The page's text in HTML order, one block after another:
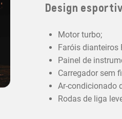
Design
Motor turbo;
Faróis dianteiros
Painel de
Carregador sem
Ar-condicionado
Rodas de liga